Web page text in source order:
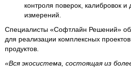
контроля поверок, калибровок и
измерений.
Специалисты «Софтлайн Решений»
для реализации комплексных
продуктов.
«Вся экосистема, состоящая из